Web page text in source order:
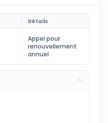
Détails
Appel pour
renouvellement
annuel